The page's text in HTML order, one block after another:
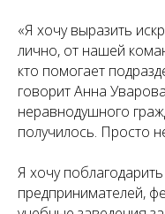
«Я хочу выразить
лично, от нашей
кто помогает
говорит Анна
неравнодушного
получилось. Просто
Я хочу
предпринимателей,